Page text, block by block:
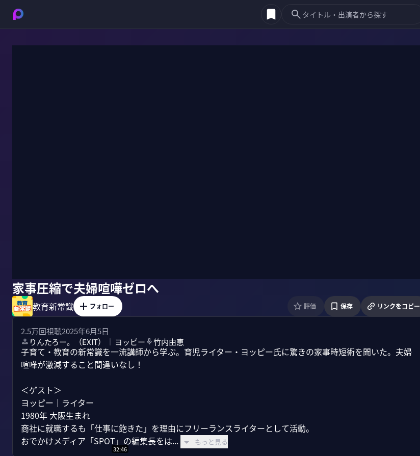
家事圧縮で夫婦喧嘩ゼロへ
教育新常識 フォロー 評価 保存 リンクをコピー
2.5万回視聴2025年6月5日
りんたろー。（EXIT）
｜ ヨッピー 竹内由恵
子育て・教育の新常識を一流講師から学ぶ。育児ライター・ヨッピー氏に驚きの家事時短術を聞いた。夫婦
喧嘩が激減すること間違いなし！
＜ゲスト＞
ヨッピー｜ライター
1980年 大阪生まれ
商社に就職するも「仕事に飽きた」を理由にフリーランスライターとして活動。
おでかけメディア「SPOT」の編集長をは...
もっと見る
32:46